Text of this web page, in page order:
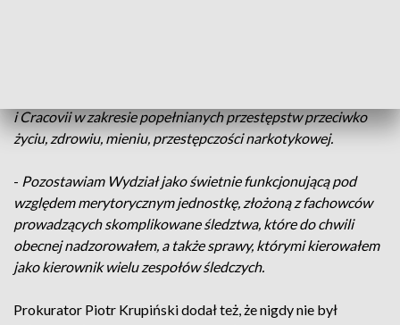
i Cracovii w zakresie popełnianych przestępstw przeciwko
życiu, zdrowiu, mieniu, przestępczości narkotykowej.
- Pozostawiam Wydział jako świetnie funkcjonującą pod
względem merytorycznym jednostkę, złożoną z fachowców
prowadzących skomplikowane śledztwa, które do chwili
obecnej nadzorowałem, a także sprawy, którymi kierowałem
jako kierownik wielu zespołów śledczych.
Prokurator Piotr Krupiński dodał też, że nigdy nie był